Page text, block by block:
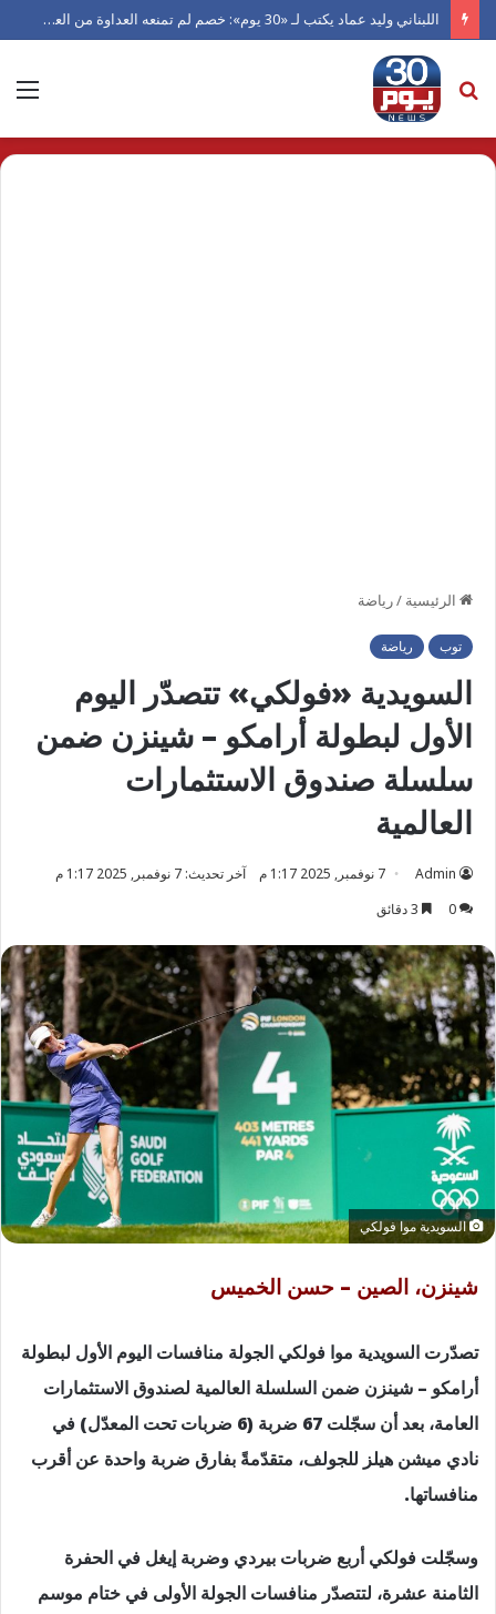
اللبناني وليد عماد يكتب لـ «30 يوم»: خصم لم تمنعه العداوة من العدل.. ورجل دفعته الكرامة للاعتراف بالفضل
بحث
عن
الرئيسية /رياضة
توب رياضة
السويدية «فولكي» تتصدّر اليوم
الأول لبطولة أرامكو – شينزن ضمن
سلسلة صندوق الاستثمارات
العالمية
Admin 7 نوفمبر, 2025 1:17 م
آخر تحديث: 7 نوفمبر, 2025 1:17 م
0
السويدية موا فولكي
شينزن، الصين – حسن الخميس
تصدّرت السويدية موا فولكي الجولة منافسات اليوم الأول لبطولة
أرامكو – شينزن ضمن السلسلة العالمية لصندوق الاستثمارات
العامة، بعد أن سجّلت 67 ضربة (6 ضربات تحت المعدّل) في
نادي ميشن هيلز للجولف، متقدّمةً بفارق ضربة واحدة عن أقرب
منافساتها.
وسجّلت فولكي أربع ضربات بيردي وضربة إيغل في الحفرة
الثامنة عشرة، لتتصدّر منافسات الجولة الأولى في ختام موسم